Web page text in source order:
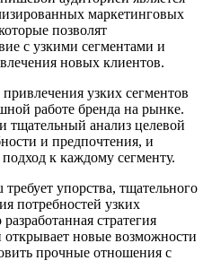
маркетинговых
позволят
с узкими сегментами и
новых клиентов.
узких сегментов
работе бренда на рынке.
тщательный анализ целевой
и предпочтения, и
к каждому сегменту.
упорства, тщательного
потребностей узких
стратегия
открывает новые возможности
прочные отношения с